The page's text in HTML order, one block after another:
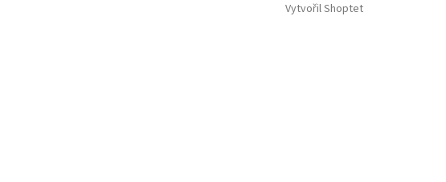
Vytvořil Shoptet